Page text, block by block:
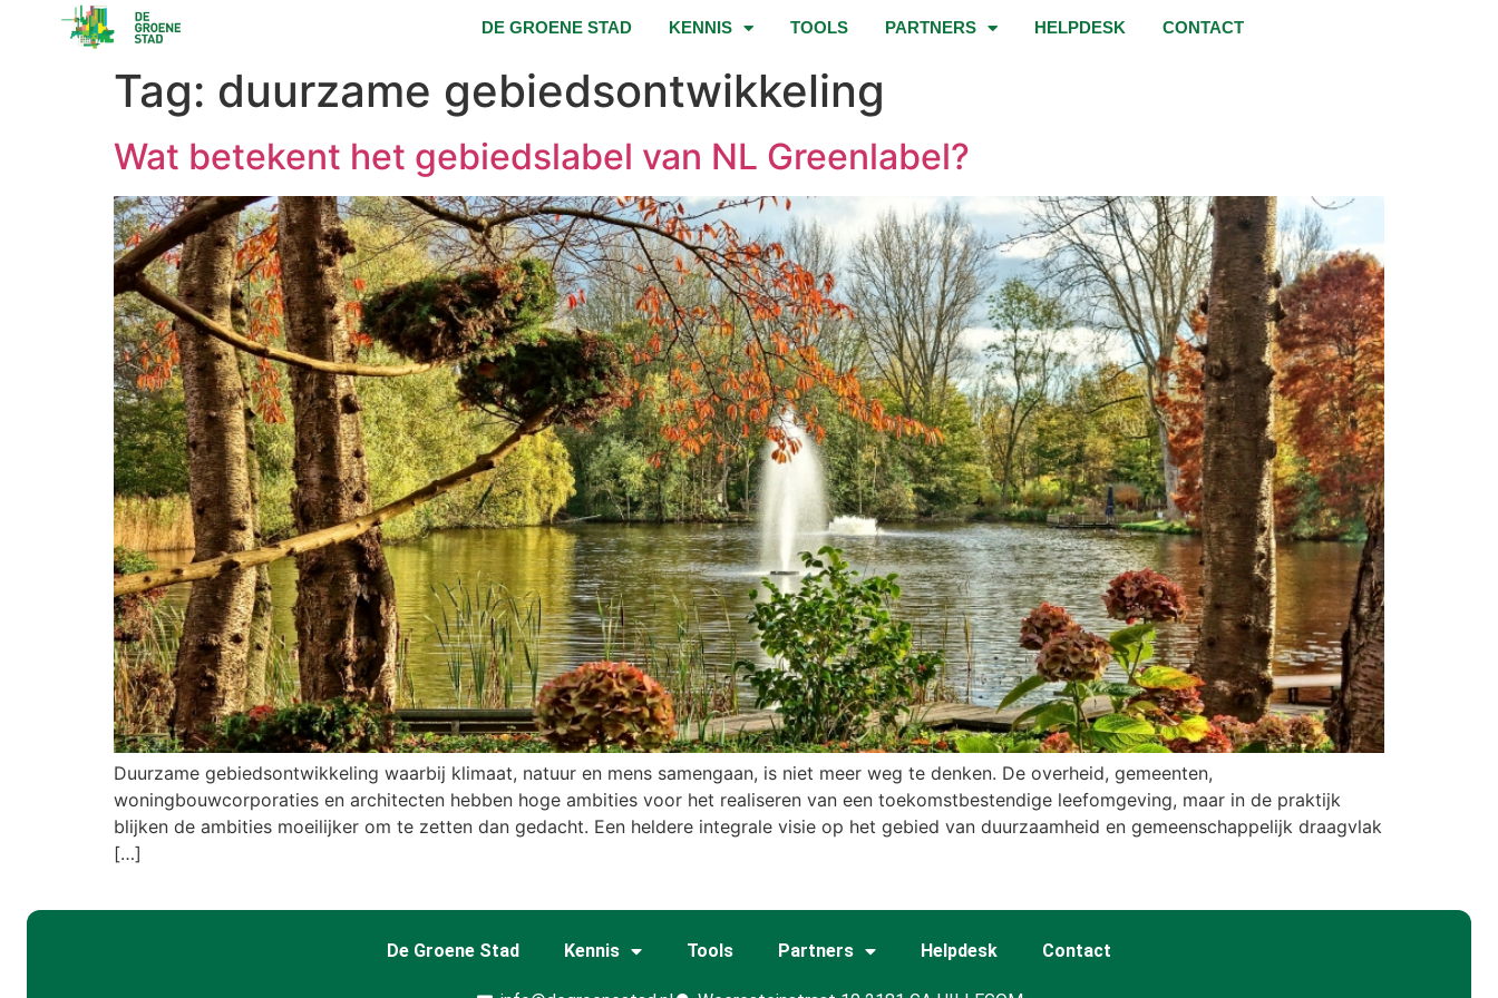
DE GROENE STAD KENNIS TOOLS PARTNERS HELPDESK CONTACT
Tag: duurzame gebiedsontwikkeling
Wat betekent het gebiedslabel van NL Greenlabel?
Duurzame gebiedsontwikkeling waarbij klimaat, natuur en mens samengaan, is niet meer weg te denken. De overheid, gemeenten,
woningbouwcorporaties en architecten hebben hoge ambities voor het realiseren van een toekomstbestendige leefomgeving, maar in de praktijk
blijken de ambities moeilijker om te zetten dan gedacht. Een heldere integrale visie op het gebied van duurzaamheid en gemeenschappelijk draagvlak
[…]
De Groene Stad Kennis Tools Partners Helpdesk Contact